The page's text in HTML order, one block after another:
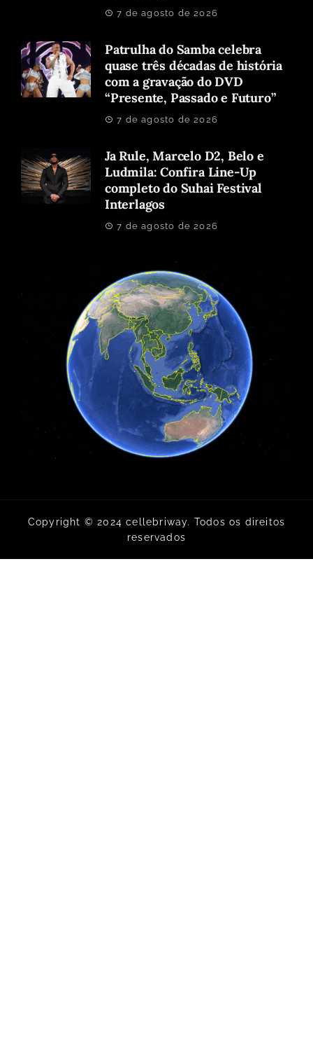
7 de agosto de 2026
Patrulha do Samba celebra
quase três décadas de história
com a gravação do DVD
“Presente, Passado e Futuro”
7 de agosto de 2026
Ja Rule, Marcelo D2, Belo e
Ludmila: Confira Line-Up
completo do Suhai Festival
Interlagos
7 de agosto de 2026
Copyright © 2024 cellebriway. Todos os direitos
reservados